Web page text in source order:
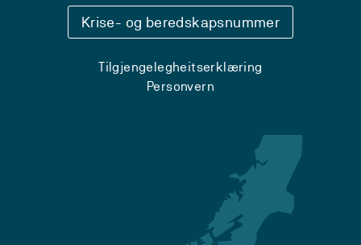
Krise- og beredskapsnummer
Tilgjengelegheitserklæring
Personvern